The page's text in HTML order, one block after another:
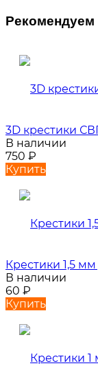
Рекомендуем
3D крестики
В наличии
750 ₽
Купить
Крестики 1,5
В наличии
60 ₽
Купить